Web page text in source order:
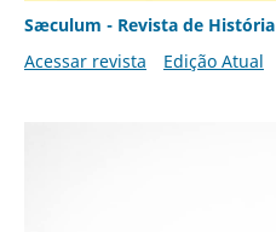
Sæculum - Revista de História
Acessar revista
Edição Atual